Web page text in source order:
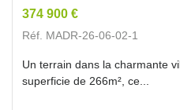
374 900 €
Réf. MADR-26-06-02-1
Un terrain dans la charmante
superficie de 266m², ce...